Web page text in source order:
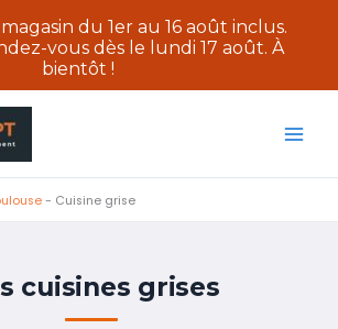
- Cuisine grise
cuisines grises
du 1er au 16 août inclus.
vous dès le lundi 17 août. À
bientôt !